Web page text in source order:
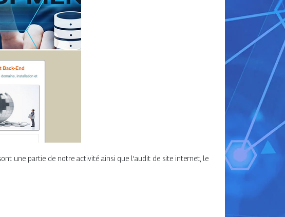
une partie de notre activité ainsi que l'audit de site internet, le